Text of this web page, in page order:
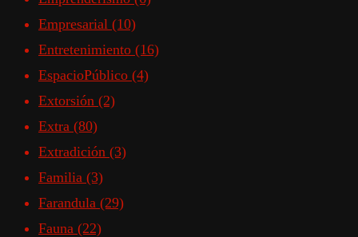
Empresarial (10)
Entretenimiento (16)
EspacioPúblico (4)
Extorsión (2)
Extra (80)
Extradición (3)
Familia (3)
Farandula (29)
Fauna (22)